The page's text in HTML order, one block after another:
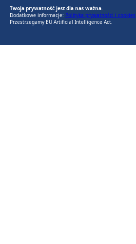
Twoja prywatność jest dla nas ważna.
Dodatkowe informacje: Polityka prywatności i cookies
Przestrzegamy EU Artificial Intelligence Act.